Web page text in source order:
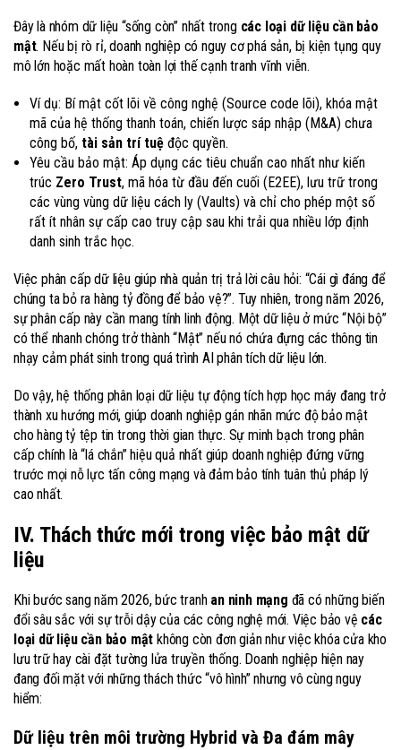
Đây là nhóm dữ liệu “sống còn” nhất trong các loại dữ liệu cần bảo
mật. Nếu bị rò rỉ, doanh nghiệp có nguy cơ phá sản, bị kiện tụng quy
mô lớn hoặc mất hoàn toàn lợi thế cạnh tranh vĩnh viễn.
Ví dụ: Bí mật cốt lõi về công nghệ (Source code lõi), khóa mật
mã của hệ thống thanh toán, chiến lược sáp nhập (M&A) chưa
công bố, tài sản trí tuệ độc quyền.
Yêu cầu bảo mật: Áp dụng các tiêu chuẩn cao nhất như kiến
trúc Zero Trust, mã hóa từ đầu đến cuối (E2EE), lưu trữ trong
các vùng vùng dữ liệu cách ly (Vaults) và chỉ cho phép một số
rất ít nhân sự cấp cao truy cập sau khi trải qua nhiều lớp định
danh sinh trắc học.
Việc phân cấp dữ liệu giúp nhà quản trị trả lời câu hỏi: “Cái gì đáng để
chúng ta bỏ ra hàng tỷ đồng để bảo vệ?”. Tuy nhiên, trong năm 2026,
sự phân cấp này cần mang tính linh động. Một dữ liệu ở mức “Nội bộ”
có thể nhanh chóng trở thành “Mật” nếu nó chứa đựng các thông tin
nhạy cảm phát sinh trong quá trình AI phân tích dữ liệu lớn.
Do vậy, hệ thống phân loại dữ liệu tự động tích hợp học máy đang trở
thành xu hướng mới, giúp doanh nghiệp gán nhãn mức độ bảo mật
cho hàng tỷ tệp tin trong thời gian thực. Sự minh bạch trong phân
cấp chính là “lá chắn” hiệu quả nhất giúp doanh nghiệp đứng vững
trước mọi nỗ lực tấn công mạng và đảm bảo tính tuân thủ pháp lý
cao nhất.
IV. Thách thức mới trong việc bảo mật dữ
liệu
Khi bước sang năm 2026, bức tranh an ninh mạng đã có những biến
đổi sâu sắc với sự trỗi dậy của các công nghệ mới. Việc bảo vệ các
loại dữ liệu cần bảo mật không còn đơn giản như việc khóa cửa kho
lưu trữ hay cài đặt tường lửa truyền thống. Doanh nghiệp hiện nay
đang đối mặt với những thách thức “vô hình” nhưng vô cùng nguy
hiểm:
Dữ liệu trên môi trường Hybrid và Đa đám mây